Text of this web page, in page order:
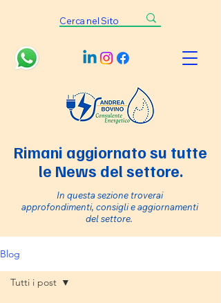
Rimani aggiornato su tutte
le News del settore.
In questa sezione troverai
approfondimenti, consigli e aggiornamenti
del settore.
Blog
Tutti i post